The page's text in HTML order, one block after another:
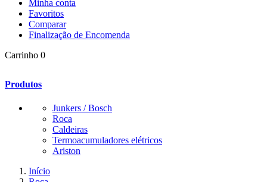
Minha conta
Favoritos
Comparar
Finalização de Encomenda
Carrinho 0
Produtos
Junkers / Bosch
Roca
Caldeiras
Termoacumuladores elétricos
Ariston
Início